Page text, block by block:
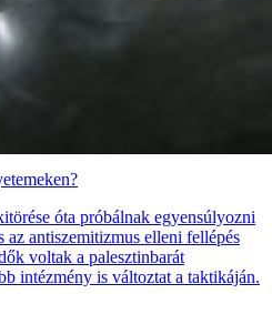
óta próbálnak egyensúlyozni
az antiszemitizmus elleni fellépés
voltak a palesztinbarát
intézmény is változtat a taktikáján.